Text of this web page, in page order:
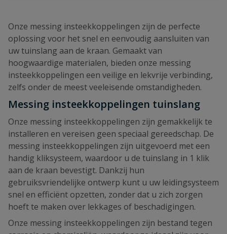
Onze messing insteekkoppelingen zijn de perfecte
oplossing voor het snel en eenvoudig aansluiten van
uw tuinslang aan de kraan. Gemaakt van
hoogwaardige materialen, bieden onze messing
insteekkoppelingen een veilige en lekvrije verbinding,
zelfs onder de meest veeleisende omstandigheden.
Messing insteekkoppelingen tuinslang
Onze messing insteekkoppelingen zijn gemakkelijk te
installeren en vereisen geen speciaal gereedschap. De
messing insteekkoppelingen zijn uitgevoerd met een
handig kliksysteem, waardoor u de tuinslang in 1 klik
aan de kraan bevestigt. Dankzij hun
gebruiksvriendelijke ontwerp kunt u uw leidingsysteem
snel en efficiënt opzetten, zonder dat u zich zorgen
hoeft te maken over lekkages of beschadigingen.
Onze messing insteekkoppelingen zijn bestand tegen